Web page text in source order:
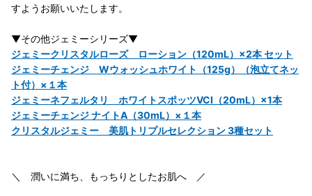
すようお願いいたします。
▼その他ジェミーシリーズ▼
ジェミークリスタルローズ ローション（120mL）×2本 セット
ジェミーチェンジ Wウォッシュホワイト（125g）（泡立てネッ
ト付）×１本
ジェミーネフェルタリ ホワイトスポッツVCI（20mL）×1本
ジェミーチェンジ ナイトA（30mL）×１本
クリスタルジェミー 美肌トリプルセレクション 3種セット
＼ 潤いに満ち、もっちりとしたお肌へ ／